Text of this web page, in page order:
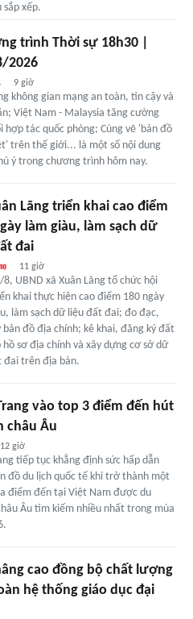
sắp xếp.
trình Thời sự 18h30 |
2026
9 giờ
không gian mạng an toàn, tin cậy và
Việt Nam - Malaysia tăng cường
hợp tác quốc phòng; Cùng vẽ 'bản đồ
trên thế giới... là một số nội dung
ý trong chương trình hôm nay.
Lãng triển khai cao điểm
làm giàu, làm sạch dữ
đai
11 giờ
8, UBND xã Xuân Lãng tổ chức hội
khai thực hiện cao điểm 180 ngày
làm sạch dữ liệu đất đai; đo đạc,
bản đồ địa chính; kê khai, đăng ký đất
sơ địa chính và xây dựng cơ sở dữ
đai trên địa bàn.
vào top 3 điểm đến hút
châu Âu
12 giờ
tiếp tục khẳng định sức hấp dẫn
đồ du lịch quốc tế khi trở thành một
điểm đến tại Việt Nam được du
Âu tìm kiếm nhiều nhất trong mùa
cao đồng bộ chất lượng
hệ thống giáo dục đại